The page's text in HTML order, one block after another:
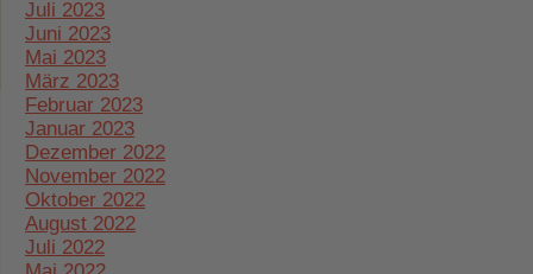
Juli 2023
Juni 2023
Mai 2023
März 2023
Februar 2023
Januar 2023
Dezember 2022
November 2022
Oktober 2022
August 2022
Juli 2022